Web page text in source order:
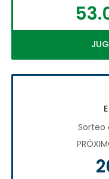
Sorteo